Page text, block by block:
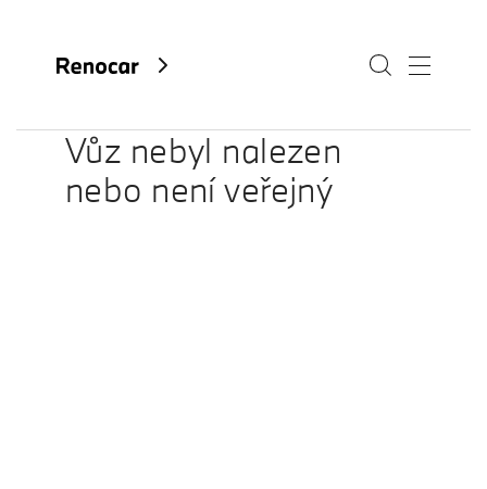
O nás
Vůz nebyl nalezen
nebo není veřejný